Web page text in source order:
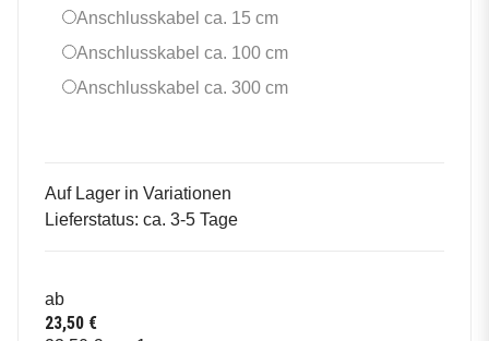
Anschlusskabel ca. 15 cmAnschlusskabel ca. 15 cm
Anschlusskabel ca. 100 cmAnschlusskabel ca. 100
Anschlusskabel ca. 300 cmAnschlusskabel ca. 300
Auf Lager in Variationen
Lieferstatus: ca. 3-5 Tage
ab
23,50 €